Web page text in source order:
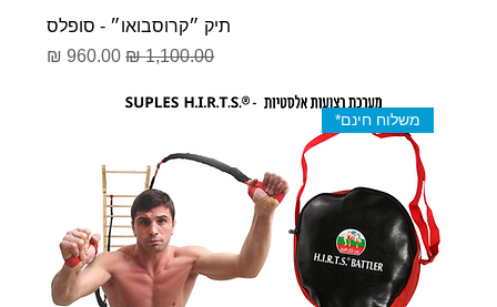
תיק ״קרוסבואו״ - סופלס
מחיר רגיל‏1,100.00 ‏₪ מחיר מבצע
משלוח חינם*